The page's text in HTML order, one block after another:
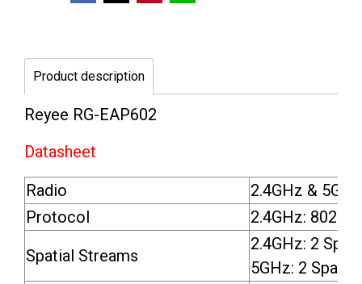
Product description
Reyee RG-EAP602
Datasheet
Radio
2.4GHz &
Protocol
2.4GHz:
Spatial Streams
2.4GHz: 2
5GHz: 2